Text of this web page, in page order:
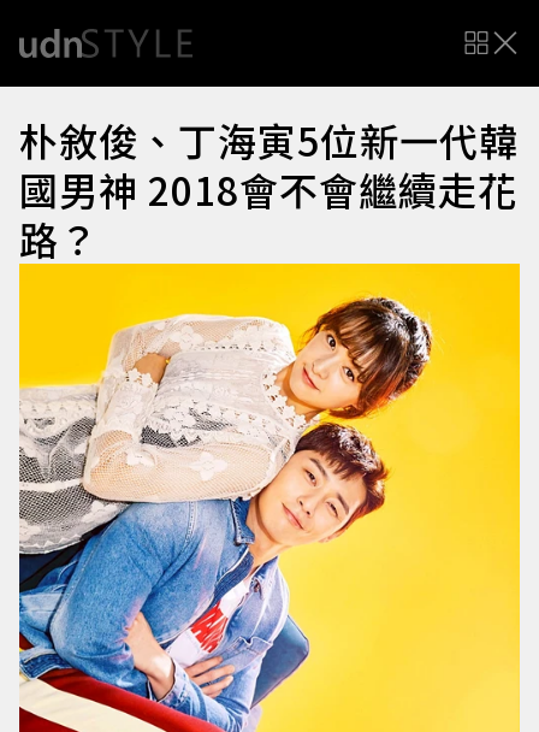
朴敘俊、丁海寅5位新一代韓
國男神 2018會不會繼續走花
路？